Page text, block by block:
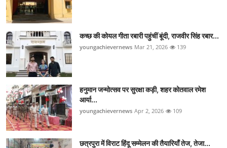
कच्छ की कोयल गीता रबारी पहुंचीं बूंदी, राजवीर सिंह रबार...
youngachievernews Mar 21, 2026 139
हनुमान जन्मोत्सव पर सुरक्षा कड़ी, शहर कोतवाल रमेश
आर्या...
youngachievernews Apr 2, 2026 109
छत्रपुरा में विराट हिंदू सम्मेलन की तैयारियाँ तेज, तेजा...